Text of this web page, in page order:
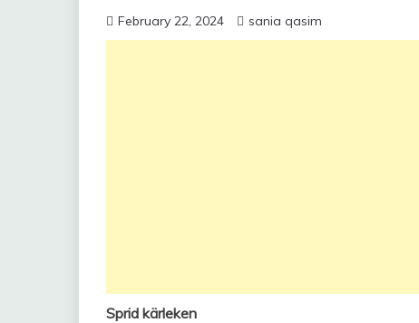
February 22, 2024 sania qasim
Sprid kärleken